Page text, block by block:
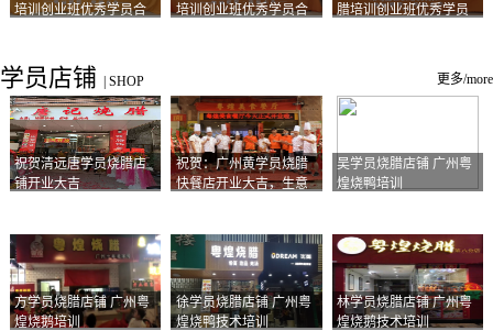
培训创业班优秀学员合
培训创业班优秀学员合
腊培训创业班优秀学员
学员店铺 SHOP 更多/more
祝贺清远唐学员烧腊店
铺开业大吉
祝贺：广州黄学员烧腊
快餐店开业大吉，生意
吴学员烧腊店铺 广州粤
煌烧鸭培训
方学员烧腊店铺 广州粤
煌烧鹅培训
徐学员烧腊店铺 广州粤
煌烧鸭技术培训
林学员烧腊店铺 广州粤
煌烧鹅技术培训